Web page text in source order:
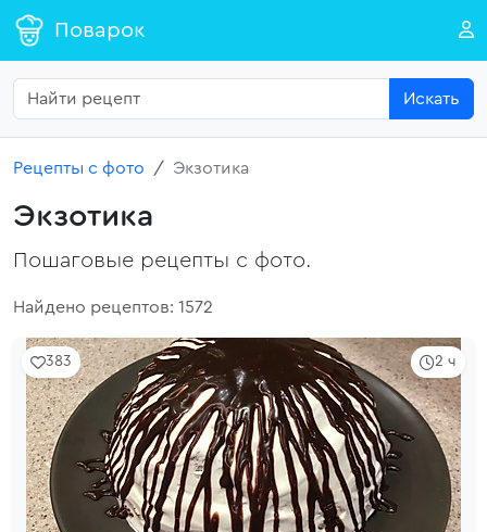
Поварок
Искать
Рецепты с фото Экзотика
Экзотика
Пошаговые рецепты с фото.
Найдено рецептов: 1572
2 ч
383